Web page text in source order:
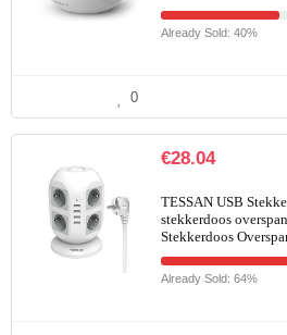
Already Sold: 40%
0
€28.04
TESSAN USB
stekkerdoos
Stekkerdoos
Already Sold: 64%